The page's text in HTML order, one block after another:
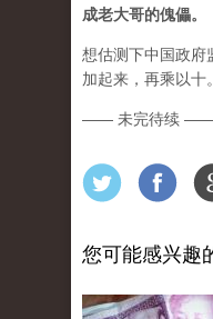
成老大哥的傀儡。
想估测下中国政府
加起来，再乘以十。
—— 未完待续
您可能感兴趣